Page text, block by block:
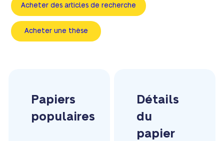
Acheter des articles de recherche
Acheter une thèse
Papiers
populaires
Détails
du
papier